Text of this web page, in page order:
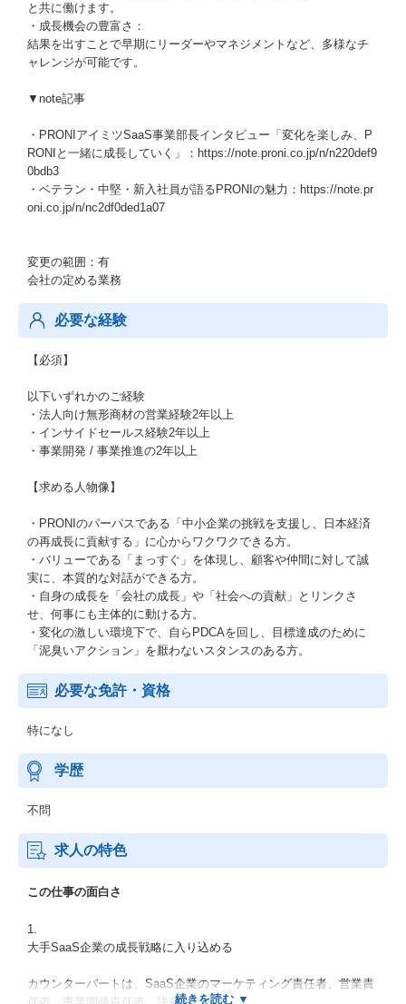
と共に働けます。
・成長機会の豊富さ：
結果を出すことで早期にリーダーやマネジメントなど、多様なチ
ャレンジが可能です。
▼note記事
・PRONIアイミツSaaS事業部長インタビュー「変化を楽しみ、P
RONIと一緒に成長していく」：https://note.proni.co.jp/n/n220def9
0bdb3
・ベテラン・中堅・新入社員が語るPRONIの魅力：https://note.pr
oni.co.jp/n/nc2df0ded1a07
変更の範囲：有
会社の定める業務
必要な経験
【必須】
以下いずれかのご経験
・法人向け無形商材の営業経験2年以上
・インサイドセールス経験2年以上
・事業開発 / 事業推進の2年以上
【求める人物像】
・PRONIのパーパスである「中小企業の挑戦を支援し、日本経済
の再成長に貢献する」に心からワクワクできる方。
・バリューである「まっすぐ」を体現し、顧客や仲間に対して誠
実に、本質的な対話ができる方。
・自身の成長を「会社の成長」や「社会への貢献」とリンクさ
せ、何事にも主体的に動ける方。
・変化の激しい環境下で、自らPDCAを回し、目標達成のために
「泥臭いアクション」を厭わないスタンスのある方。
必要な免許・資格
特になし
学歴
不問
求人の特色
この仕事の面白さ
1.
大手SaaS企業の成長戦略に入り込める
カウンターパートは、SaaS企業のマーケティング責任者、営業責